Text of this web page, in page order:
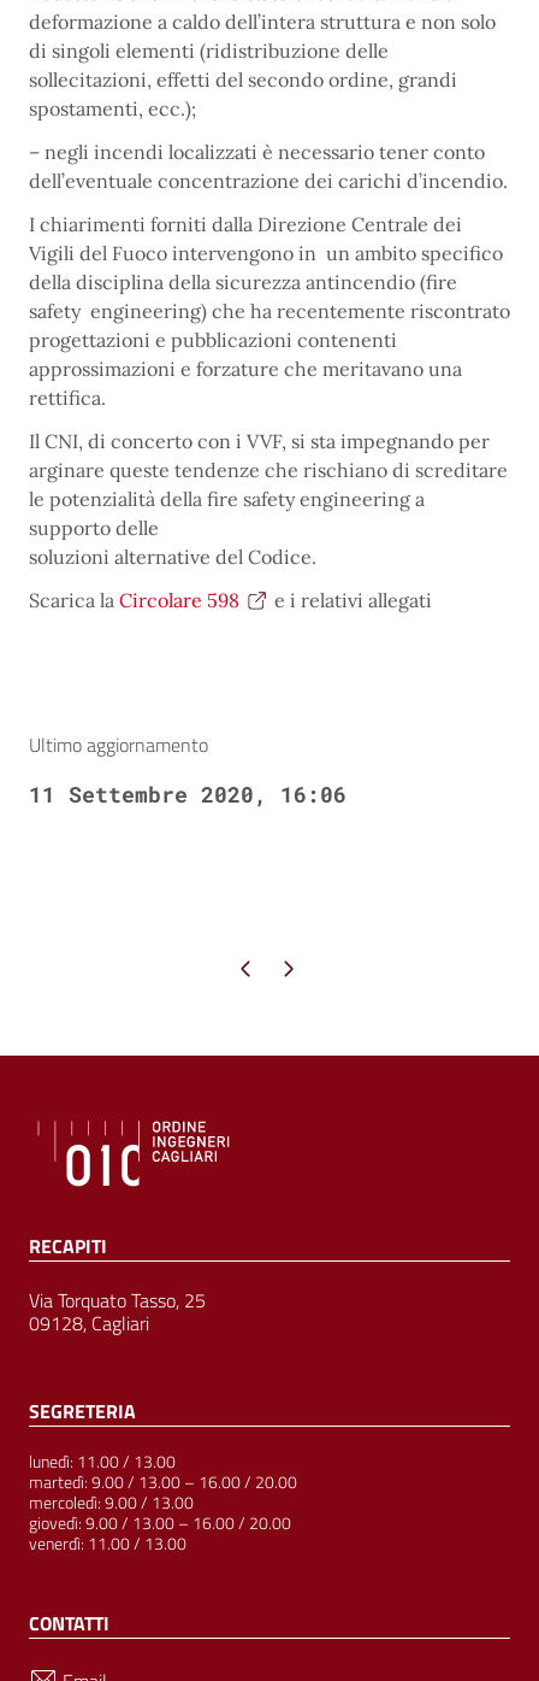
deformazione a caldo dell’intera struttura e non solo
di singoli elementi (ridistribuzione delle
sollecitazioni, effetti del secondo ordine, grandi
spostamenti, ecc.);
– negli incendi localizzati è necessario tener conto
dell’eventuale concentrazione dei carichi d’incendio.
I chiarimenti forniti dalla Direzione Centrale dei
Vigili del Fuoco intervengono in un ambito specifico
della disciplina della sicurezza antincendio (fire
safety engineering) che ha recentemente riscontrato
progettazioni e pubblicazioni contenenti
approssimazioni e forzature che meritavano una
rettifica.
Il CNI, di concerto con i VVF, si sta impegnando per
arginare queste tendenze che rischiano di screditare
le potenzialità della fire safety engineering a
supporto delle
soluzioni alternative del Codice.
Scarica la Circolare 598 e i relativi allegati
Ultimo aggiornamento
11 Settembre 2020, 16:06
Pagina precedente
Pagina successiva
RECAPITI
Via Torquato Tasso, 25
09128, Cagliari
SEGRETERIA
lunedì: 11.00 / 13.00
martedì: 9.00 / 13.00 – 16.00 / 20.00
mercoledì: 9.00 / 13.00
giovedì: 9.00 / 13.00 – 16.00 / 20.00
venerdì: 11.00 / 13.00
CONTATTI